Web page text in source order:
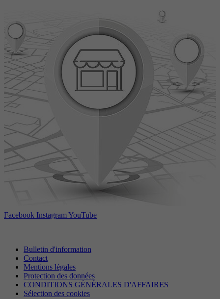
Facebook InstagramYouTube
Bulletin d'information
Contact
Mentions légales
Protection des données
CONDITIONS GÉNÉRALES D'AFFAIRES
Sélection des cookies